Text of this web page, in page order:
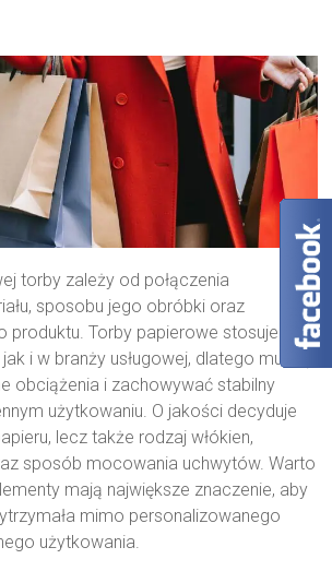
torby zależy od połączenia
sposobu jego obróbki oraz
produktu. Torby papierowe stosuje się
i w branży usługowej, dlatego muszą
obciążenia i zachowywać stabilny
użytkowaniu. O jakości decyduje
lecz także rodzaj włókien,
sposób mocowania uchwytów. Warto
mają największe znaczenie, aby
mimo personalizowanego
użytkowania.